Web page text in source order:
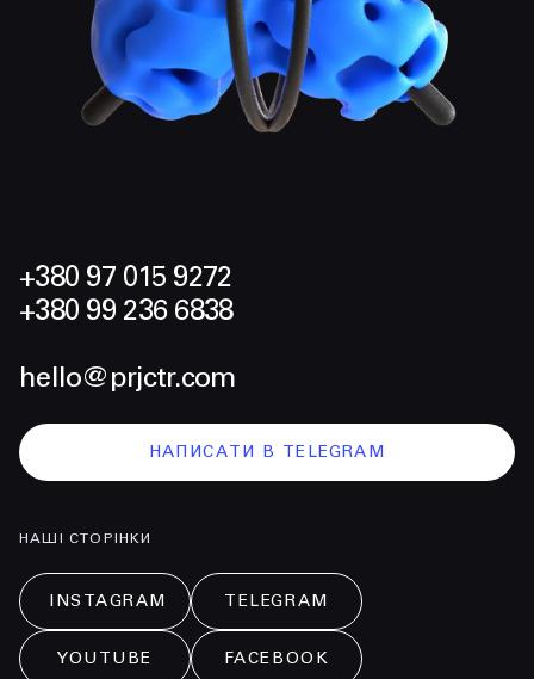
+380 97 015 9272
+380 99 236 6838
hello@prjctr.com
НАПИСАТИ В TELEGRAM
НАШІ СТОРІНКИ
INSTAGRAM TELEGRAM
YOUTUBE FACEBOOK